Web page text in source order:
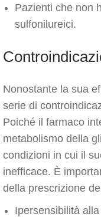
Pazienti che non
sulfonilureici.
Nonostante la sua
serie di
Poiché il farmaco
metabolismo della
condizioni in cui il
inefficace. È
della prescrizione
Ipersensibilità